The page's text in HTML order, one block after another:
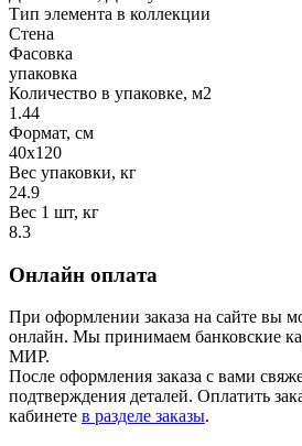
Тип элемента в коллекции
Стена
Фасовка
упаковка
Количество в упаковке, м2
1.44
Формат, см
40х120
Вес упаковки, кг
24.9
Вес 1 шт, кг
8.3
Онлайн оплата
При оформлении заказа на сайте вы
онлайн. Мы принимаем банковские
МИР.
После оформления заказа с вами
подтверждения деталей. Оплатить
кабинете в разделе заказы.